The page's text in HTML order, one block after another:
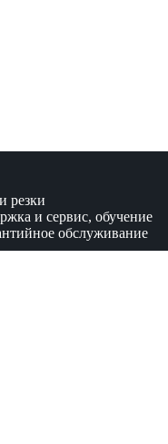
резки
и сервис, обучение
обслуживание